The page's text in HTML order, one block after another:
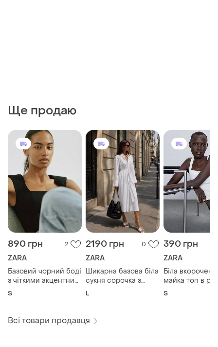
Ще продаю
890 грн 2
ZARA
Базовий чорний боді
з чіткими акцентним
плечима zara 😍😍😍
S
2190 грн 0
ZARA
Шикарна базова біла
сукня сорочка з
віскози та льону
💫💫
L
390 грн
ZARA
Біла вкорочена
майка топ в
віскози zara ☝️☝️☝️☝️☝️
S
Всі товари продавця